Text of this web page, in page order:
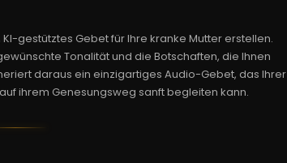
gestütztes Gebet für Ihre kranke Mutter erstellen.
Tonalität und die Botschaften, die Ihnen
daraus ein einzigartiges Audio-Gebet, das Ihrer
ihrem Genesungsweg sanft begleiten kann.